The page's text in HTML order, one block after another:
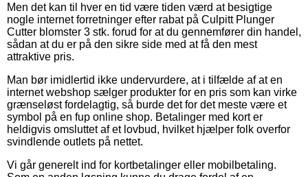
Men det kan til hver en tid være tiden værd at besigtige
nogle internet forretninger efter rabat på Culpitt Plunger
Cutter blomster 3 stk. forud for at du gennemfører din handel,
sådan at du er på den sikre side med at få den mest
attraktive pris.
Man bør imidlertid ikke undervurdere, at i tilfælde af at en
internet webshop sælger produkter for en pris som kan virke
grænseløst fordelagtig, så burde det for det meste være et
symbol på en fup online shop. Betalinger med kort er
heldigvis omsluttet af et lovbud, hvilket hjælper folk overfor
svindlende outlets på nettet.
Vi går generelt ind for kortbetalinger eller mobilbetaling.